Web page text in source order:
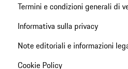
Termini e condizioni generali di
Informativa sulla privacy
Note editoriali e informazioni
Cookie Policy